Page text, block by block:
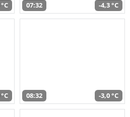
07:32 -4,3 °C
08:32 -3,0 °C